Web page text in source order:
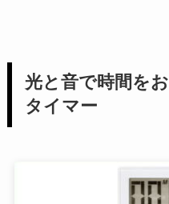
光と音で時間を
タイマー